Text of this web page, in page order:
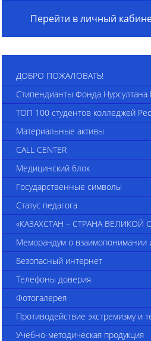
Перейти в личный
ДОБРО ПОЖАЛОВАТЬ!
Стипендианты Фонда Нурсултана
ТОП 100 студентов колледжей
Материальные активы
CALL CENTER
Медицинский блок
Государственные символы
Статус педагога
«КАЗАХСТАН – СТРАНА ВЕЛИКОЙ
Меморандум о взаимопонимании
Безопасный интернет
Телефоны доверия
Фотогалерея
Противодействие экстремизму и
Учебно-методическая продукция